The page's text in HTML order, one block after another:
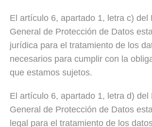
El artículo 6, apartado 1, letra c) del
General de Protección de Datos
jurídica para el tratamiento de los
necesarios para cumplir con la
que estamos sujetos.
El artículo 6, apartado 1, letra d) del
General de Protección de Datos
legal para el tratamiento de los